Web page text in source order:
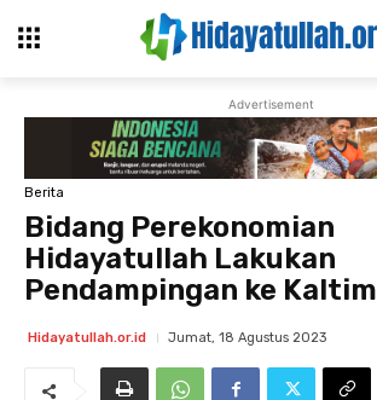
Advertisement
Berita
Bidang Perekonomian
Hidayatullah Lakukan
Pendampingan ke Kaltim
Hidayatullah.or.id Jumat, 18 Agustus 2023